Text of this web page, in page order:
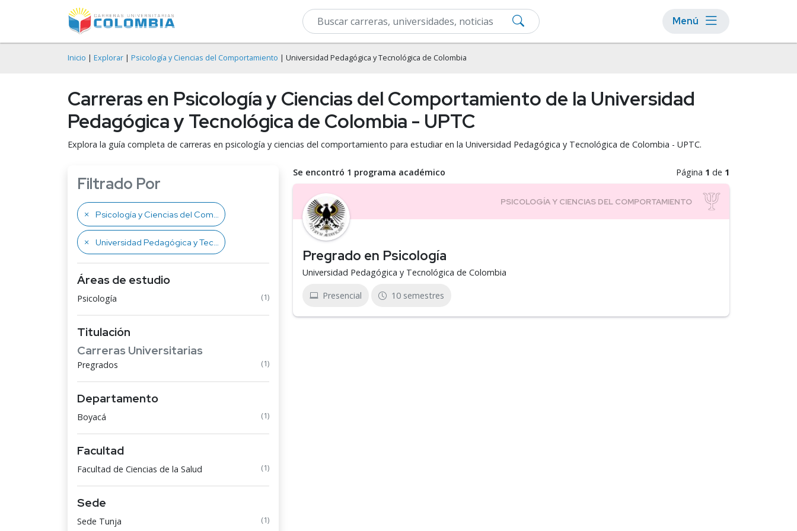
Menú
Inicio | Explorar | Psicología y Ciencias del Comportamiento | Universidad Pedagógica y Tecnológica de Colombia
Carreras en Psicología y Ciencias del Comportamiento de la Universidad
Pedagógica y Tecnológica de Colombia - UPTC
Explora la guía completa de carreras en psicología y ciencias del comportamiento para estudiar en la Universidad Pedagógica y Tecnológica de Colombia - UPTC.
Filtrado Por
Psicología y Ciencias del Comportamiento
Universidad Pedagógica y Tecnológica de Colombia
Áreas de estudio
Psicología (1)
Titulación
Carreras Universitarias
Pregrados (1)
Departamento
Boyacá (1)
Facultad
Facultad de Ciencias de la Salud (1)
Sede
Sede Tunja (1)
Se encontró 1 programa académico Página 1 de 1
Pregrado en Psicología
Universidad Pedagógica y Tecnológica de Colombia
Presencial 10 semestres